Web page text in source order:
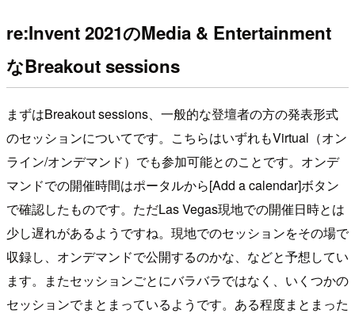
re:Invent 2021のMedia & Entertainment
なBreakout sessions
まずはBreakout sessions、一般的な登壇者の方の発表形式
のセッションについてです。こちらはいずれもVirtual（オン
ライン/オンデマンド）でも参加可能とのことです。オンデ
マンドでの開催時間はポータルから[Add a calendar]ボタン
で確認したものです。ただLas Vegas現地での開催日時とは
少し遅れがあるようですね。現地でのセッションをその場で
収録し、オンデマンドで公開するのかな、などと予想してい
ます。またセッションごとにバラバラではなく、いくつかの
セッションでまとまっているようです。ある程度まとまった